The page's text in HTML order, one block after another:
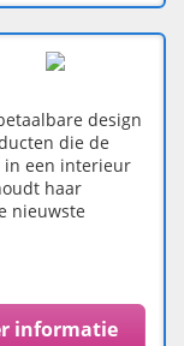
design
die de
in een interieur
haar
nieuwste
informatie